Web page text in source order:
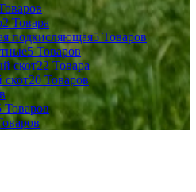
2 Товара
подкисляющая5 Товаров
5 Товаров
скот22 Товара
20 Товаров
Товаров